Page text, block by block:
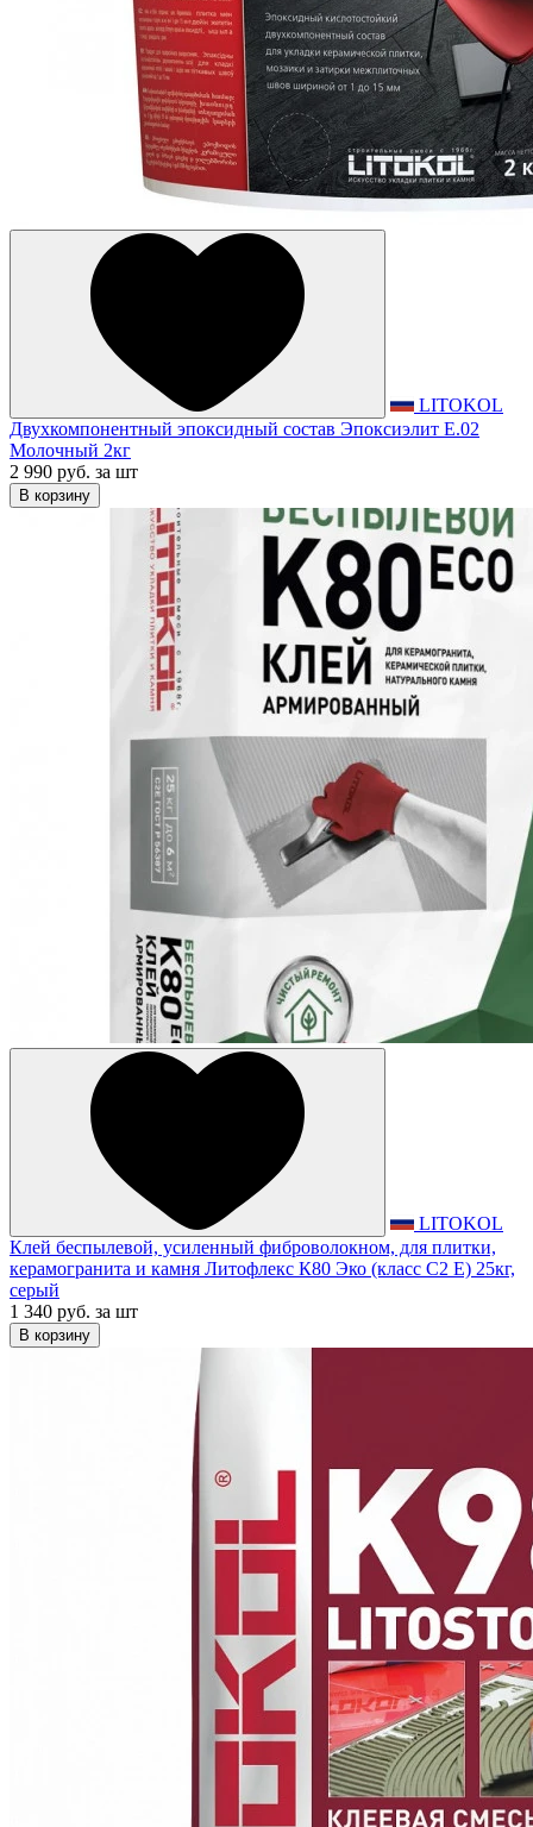
LITOKOL
Двухкомпонентный эпоксидный состав Эпоксиэлит E.02
Молочный 2кг
2 990 руб. за шт
В корзину
LITOKOL
Клей беспылевой, усиленный фиброволокном, для плитки,
керамогранита и камня Литофлекс К80 Эко (класс С2 Е) 25кг,
серый
1 340 руб. за шт
В корзину